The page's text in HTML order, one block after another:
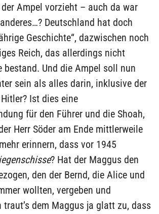
der Ampel vorzieht – auch da war
Deutschland hat doch
Geschichte“, dazwischen noch
Reich, das allerdings nicht
bestand. Und die Ampel soll nun
sein als alles darin, inklusive der
Ist dies eine
für den Führer und die Shoah,
Herr Söder am Ende mittlerweile
erinnern, dass vor 1945
? Hat der Maggus den
den der Bernd, die Alice und
wollten, vergeben und
traut’s dem Maggus ja glatt zu, dass